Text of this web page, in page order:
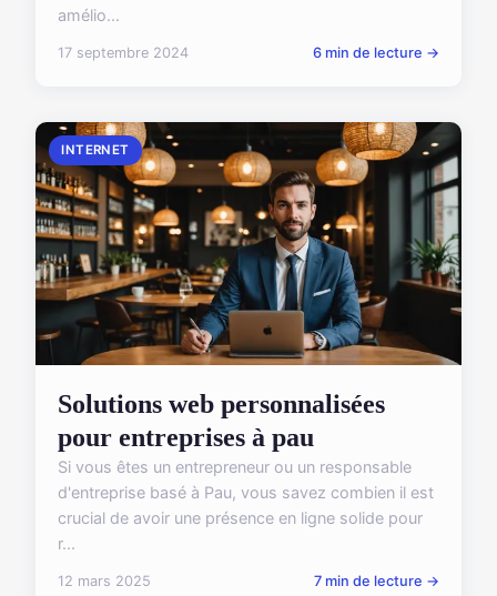
amélio...
17 septembre 2024 6 min de lecture →
INTERNET
Solutions web personnalisées
pour entreprises à pau
Si vous êtes un entrepreneur ou un responsable
d'entreprise basé à Pau, vous savez combien il est
crucial de avoir une présence en ligne solide pour
r...
12 mars 2025 7 min de lecture →